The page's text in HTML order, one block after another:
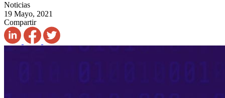
Noticias
19 Mayo, 2021
Compartir